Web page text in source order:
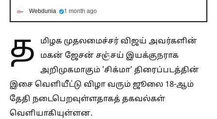
Webdunia 1 month ago
த
மிழக முதலமைச்சர் விஜய் அவர்களின்
மகன் ஜேசன் சஞ்சய் இயக்குநராக
அறிமுகமாகும் 'சிக்மா' திரைப்படத்தின்
இசை வெளியீட்டு விழா வரும் ஜூலை 18-ஆம்
தேதி நடைபெறவுள்ளதாகத் தகவல்கள்
வெளியாகியுள்ளன.